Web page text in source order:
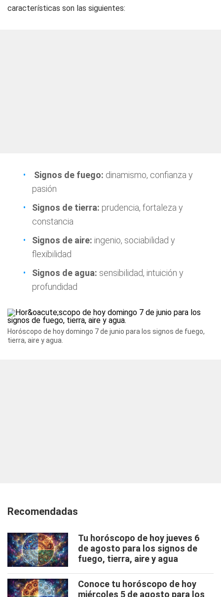
características son las siguientes:
Signos de fuego: dinamismo, confianza y
pasión
Signos de tierra: prudencia, fortaleza y
constancia
Signos de aire: ingenio, sociabilidad y
flexibilidad
Signos de agua: sensibilidad, intuición y
profundidad
Horóscopo de hoy domingo 7 de junio para los signos de fuego,
tierra, aire y agua.
Recomendadas
Tu horóscopo de hoy jueves 6
de agosto para los signos de
fuego, tierra, aire y agua
Conoce tu horóscopo de hoy
miércoles 5 de agosto para los